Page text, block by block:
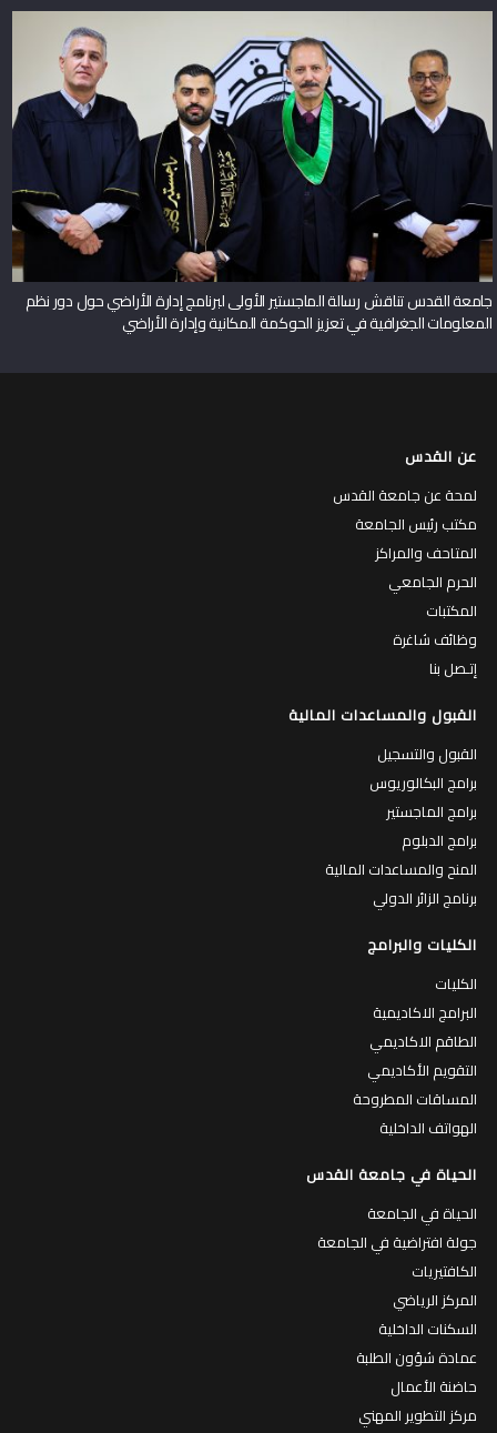
جامعة القدس تناقش رسالة الماجستير الأولى لبرنامج إدارة الأراضي حول دور نظم
المعلومات الجغرافية في تعزيز الحوكمة المكانية وإدارة الأراضي
عن القدس
لمحة عن جامعة القدس
مكتب رئيس الجامعة
المتاحف والمراكز
الحرم الجامعي
المكتبات
وظائف شاغرة
إتـصل بنا
القبول والمساعدات المالية
القبول والتسجيل
برامج البكالوريوس
برامج الماجستير
برامج الدبلوم
المنح والمساعدات المالية
برنامج الزائر الدولي
الكليات والبرامج
الكليات
البرامج الاكاديمية
الطاقم الاكاديمي
التقويم الأكاديمي
المساقات المطروحة
الهواتف الداخلية
الحياة في جامعة القدس
الحياة في الجامعة
جولة افتراضية في الجامعة
الكافتيريات
المركز الرياضي
السكنات الداخلية
عمادة شؤون الطلبة
حاضنة الأعمال
مركز التطوير المهني